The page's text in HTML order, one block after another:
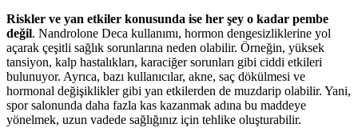
Riskler ve yan etkiler konusunda ise her şey o kadar pembe
değil. Nandrolone Deca kullanımı, hormon dengesizliklerine yol
açarak çeşitli sağlık sorunlarına neden olabilir. Örneğin, yüksek
tansiyon, kalp hastalıkları, karaciğer sorunları gibi ciddi etkileri
bulunuyor. Ayrıca, bazı kullanıcılar, akne, saç dökülmesi ve
hormonal değişiklikler gibi yan etkilerden de muzdarip olabilir. Yani,
spor salonunda daha fazla kas kazanmak adına bu maddeye
yönelmek, uzun vadede sağlığınız için tehlike oluşturabilir.